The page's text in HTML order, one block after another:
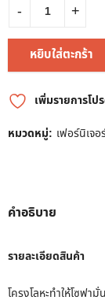
หยิบใส่ตะกร้า
เพิ่มรายการโป
หมวดหมู่: เฟอร์นิเจอ
คำอธิบาย
รายละเอียดสินค้า
โครงโลหะทำให้โซฟ